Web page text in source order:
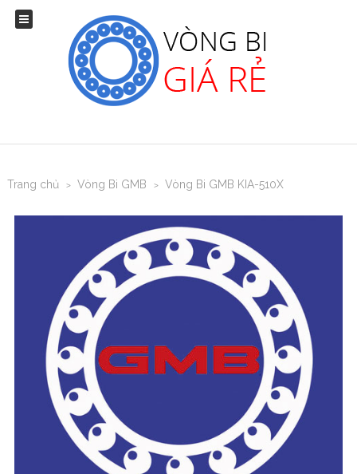
Trang chủ > Vòng Bi GMB > Vòng Bi GMB KIA-510X